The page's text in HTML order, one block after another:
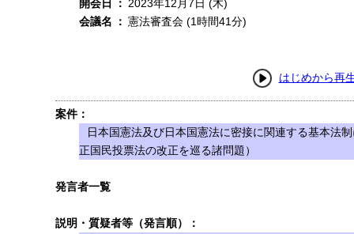
開会日 ： 2023年12月7日 (木)
会議名
： 憲法審査会 (1時間41分)
はじめから再
案件：
日本国憲法及び日本国憲法に密接に関連する基本法
正国民投票法の改正を巡る諸問題）
発言者一覧
説明・質疑者等（発言順）：